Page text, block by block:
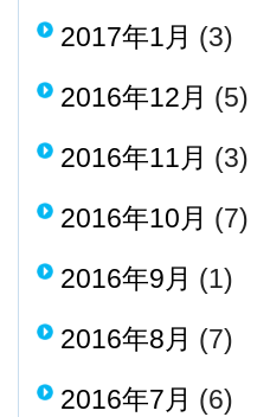
2017年1月 (3)
2016年12月 (5)
2016年11月 (3)
2016年10月 (7)
2016年9月 (1)
2016年8月 (7)
2016年7月 (6)